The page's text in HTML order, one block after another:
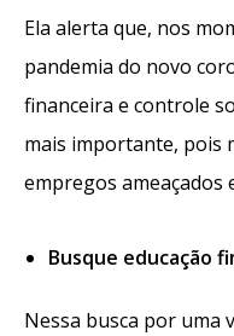
Ela alerta que, nos
pandemia do novo
financeira e controle
mais importante, pois
empregos ameaçados
Busque educação
Nessa busca por uma